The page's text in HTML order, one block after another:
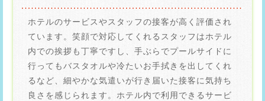
ホテルのサービスやスタッフの接客が高く評価され
ています。笑顔で対応してくれるスタッフはホテル
内での挨拶も丁寧ですし、手ぶらでプールサイドに
行ってもバスタオルや冷たいお手拭きを出してくれ
るなど、細やかな気遣いが行き届いた接客に気持ち
良さを感じられます。ホテル内で利用できるサービ